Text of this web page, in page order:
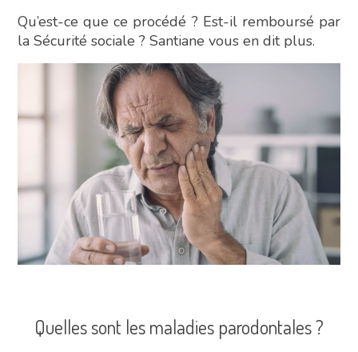
Qu’est-ce que ce procédé ? Est-il remboursé par
la Sécurité sociale ? Santiane vous en dit plus.
Quelles sont les maladies parodontales ?